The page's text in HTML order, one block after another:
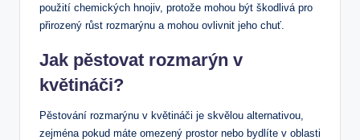
použití chemických hnojiv, protože mohou být škodlivá pro
přirozený růst rozmarýnu a mohou ovlivnit jeho chuť.
Jak pěstovat rozmarýn v
květináči?
Pěstování rozmarýnu v květináči je skvělou alternativou,
zejména pokud máte omezený prostor nebo bydlíte v oblasti